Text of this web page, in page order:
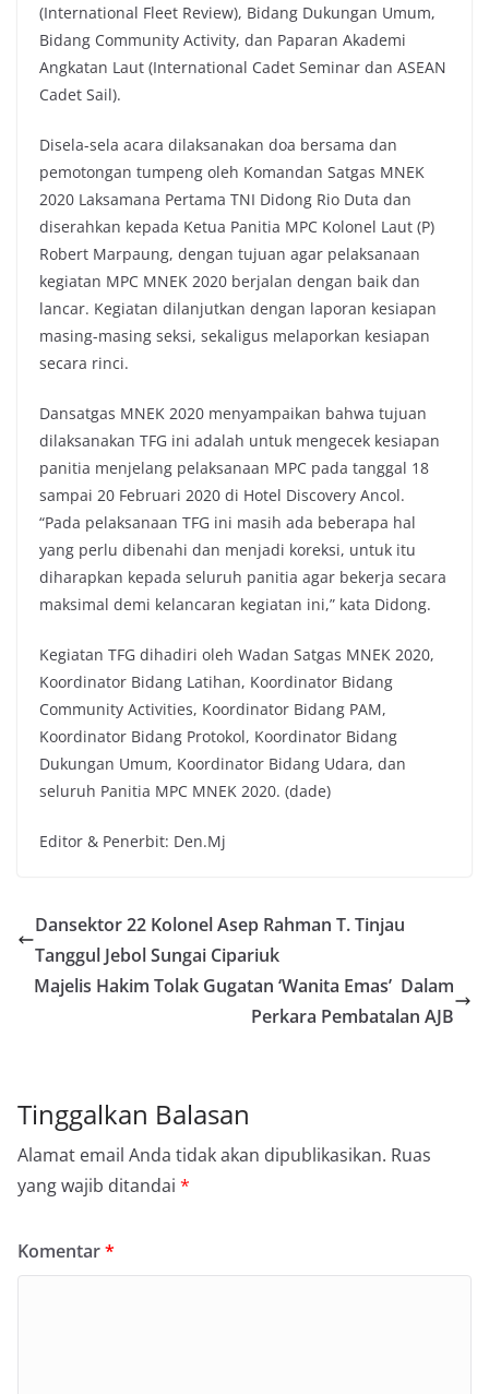
(International Fleet Review), Bidang Dukungan Umum,
Bidang Community Activity, dan Paparan Akademi
Angkatan Laut (International Cadet Seminar dan ASEAN
Cadet Sail).
Disela-sela acara dilaksanakan doa bersama dan
pemotongan tumpeng oleh Komandan Satgas MNEK
2020 Laksamana Pertama TNI Didong Rio Duta dan
diserahkan kepada Ketua Panitia MPC Kolonel Laut (P)
Robert Marpaung, dengan tujuan agar pelaksanaan
kegiatan MPC MNEK 2020 berjalan dengan baik dan
lancar. Kegiatan dilanjutkan dengan laporan kesiapan
masing-masing seksi, sekaligus melaporkan kesiapan
secara rinci.
Dansatgas MNEK 2020 menyampaikan bahwa tujuan
dilaksanakan TFG ini adalah untuk mengecek kesiapan
panitia menjelang pelaksanaan MPC pada tanggal 18
sampai 20 Februari 2020 di Hotel Discovery Ancol.
“Pada pelaksanaan TFG ini masih ada beberapa hal
yang perlu dibenahi dan menjadi koreksi, untuk itu
diharapkan kepada seluruh panitia agar bekerja secara
maksimal demi kelancaran kegiatan ini,” kata Didong.
Kegiatan TFG dihadiri oleh Wadan Satgas MNEK 2020,
Koordinator Bidang Latihan, Koordinator Bidang
Community Activities, Koordinator Bidang PAM,
Koordinator Bidang Protokol, Koordinator Bidang
Dukungan Umum, Koordinator Bidang Udara, dan
seluruh Panitia MPC MNEK 2020. (dade)
Editor & Penerbit: Den.Mj
Dansektor 22 Kolonel Asep Rahman T. Tinjau
Tanggul Jebol Sungai Cipariuk
Majelis Hakim Tolak Gugatan ‘Wanita Emas’ Dalam
Perkara Pembatalan AJB
Tinggalkan Balasan
Alamat email Anda tidak akan dipublikasikan. Ruas
yang wajib ditandai *
Komentar*